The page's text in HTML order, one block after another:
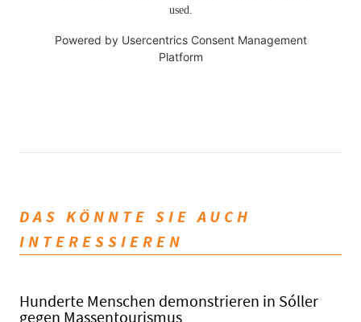
used.
Powered by Usercentrics Consent Management
Platform
DAS KÖNNTE SIE AUCH
INTERESSIEREN
Hunderte Menschen demonstrieren in Sóller
gegen Massentourismus